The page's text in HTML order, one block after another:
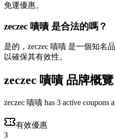
免運優惠。
zeczec 嘖嘖 是合法的嗎？
是的，zeczec 嘖嘖 是一個知名
以確保其有效性。
zeczec 嘖嘖 品牌概覽
zeczec 嘖嘖 has 3 active coupons
有效優惠
3